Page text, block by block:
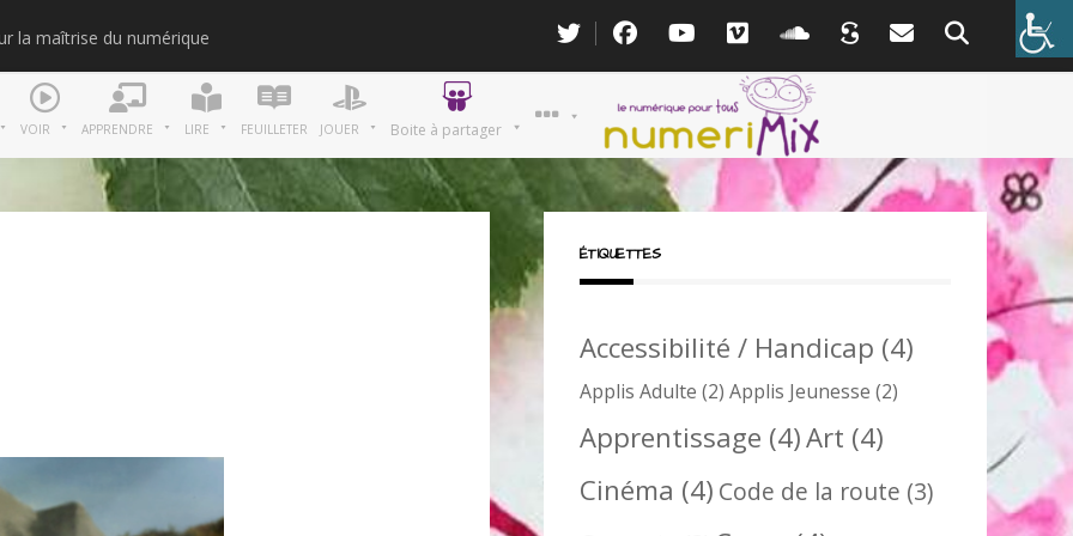
la maîtrise du numérique
VOIR APPRENDRE LIRE FEUILLETER JOUER Boite à partager
ÉTIQUETTES
Accessibilité / Handicap (4)
Applis Adulte (2) Applis Jeunesse (2)
Apprentissage (4)Art (4)
Cinéma (4) Code de la route (3)